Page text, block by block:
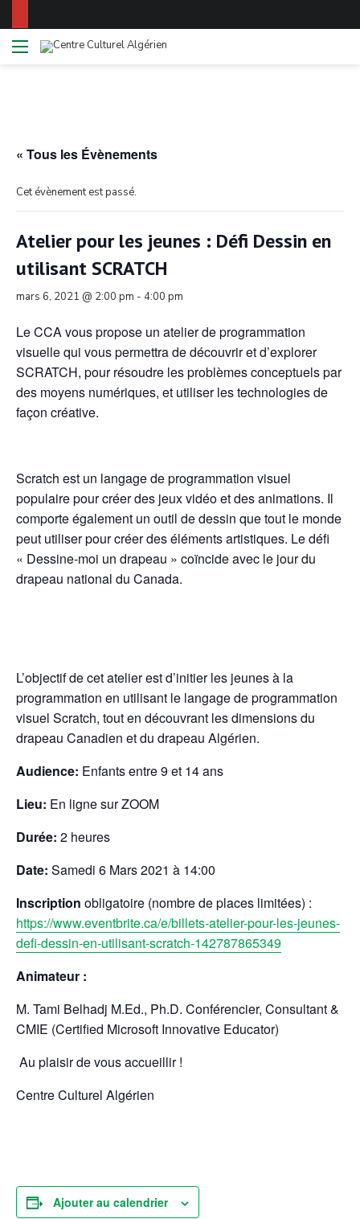
Menu
« Tous les Évènements
Cet évènement est passé.
Atelier pour les jeunes : Défi Dessin en
utilisant SCRATCH
mars 6, 2021 @ 2:00 pm - 4:00 pm
Le CCA vous propose un atelier de programmation
visuelle qui vous permettra de découvrir et d’explorer
SCRATCH, pour résoudre les problèmes conceptuels par
des moyens numériques, et utiliser les technologies de
façon créative.
Scratch est un langage de programmation visuel
populaire pour créer des jeux vidéo et des animations. Il
comporte également un outil de dessin que tout le monde
peut utiliser pour créer des éléments artistiques. Le défi
« Dessine-moi un drapeau » coïncide avec le jour du
drapeau national du Canada.
L’objectif de cet atelier est d’initier les jeunes à la
programmation en utilisant le langage de programmation
visuel Scratch, tout en découvrant les dimensions du
drapeau Canadien et du drapeau Algérien.
Audience: Enfants entre 9 et 14 ans
Lieu: En ligne sur ZOOM
Durée: 2 heures
Date: Samedi 6 Mars 2021 à 14:00
Inscription obligatoire (nombre de places limitées) :
https://www.eventbrite.ca/e/billets-atelier-pour-les-jeunes-
defi-dessin-en-utilisant-scratch-142787865349
Animateur :
M. Tami Belhadj M.Ed., Ph.D. Conférencier, Consultant &
CMIE (Certified Microsoft Innovative Educator)
Au plaisir de vous accueillir !
Centre Culturel Algérien
Ajouter au calendrier